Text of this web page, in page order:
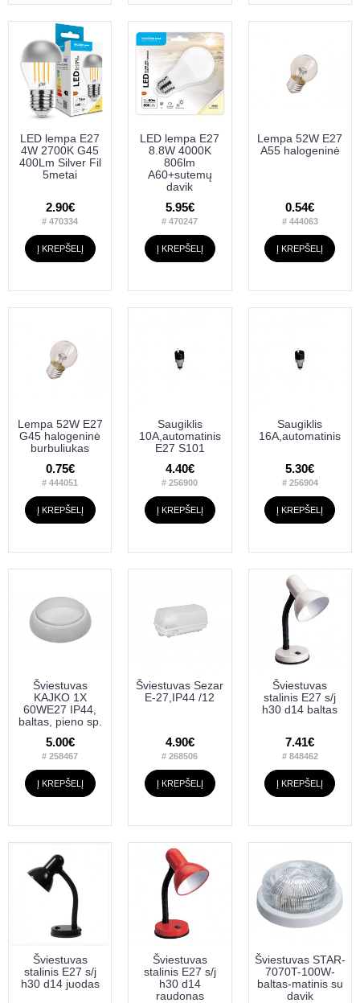
LED lempa E27
4W 2700K G45
400Lm Silver Fil
5metai
2.90€
# 470334
Į KREPŠELĮ
LED lempa E27
8.8W 4000K
806lm
A60+sutemų
davik
5.95€
# 470247
Į KREPŠELĮ
Lempa 52W E27
A55 halogeninė
0.54€
# 444063
Į KREPŠELĮ
Lempa 52W E27
G45 halogeninė
burbuliukas
0.75€
# 444051
Į KREPŠELĮ
Saugiklis
10A,automatinis
E27 S101
4.40€
# 256900
Į KREPŠELĮ
Saugiklis
16A,automatinis
5.30€
# 256904
Į KREPŠELĮ
Šviestuvas
KAJKO 1X
60WE27 IP44,
baltas, pieno sp.
5.00€
# 258467
Į KREPŠELĮ
Šviestuvas Sezar
E-27,IP44 /12
4.90€
# 268506
Į KREPŠELĮ
Šviestuvas
stalinis E27 s/j
h30 d14 baltas
7.41€
# 848462
Į KREPŠELĮ
Šviestuvas
stalinis E27 s/j
h30 d14 juodas
Šviestuvas
stalinis E27 s/j
h30 d14
raudonas
Šviestuvas STAR-
7070T-100W-
baltas-matinis su
davik